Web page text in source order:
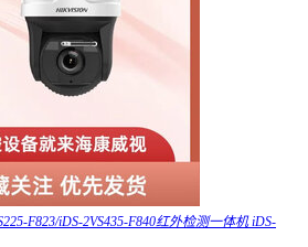
F823/iDS-2VS435-F840红外检测一体机 iDS-